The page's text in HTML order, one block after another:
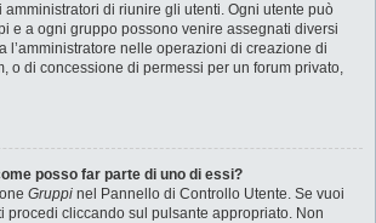
amministratori di riunire gli utenti. Ogni utente può
e a ogni gruppo possono venire assegnati diversi
l’amministratore nelle operazioni di creazione di
o di concessione di permessi per un forum privato,
posso far parte di uno di essi?
Gruppi nel Pannello di Controllo Utente. Se vuoi
procedi cliccando sul pulsante appropriato. Non